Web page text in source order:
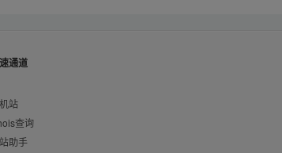
通道
站
查询
助手